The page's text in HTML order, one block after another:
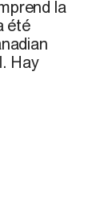
la
été
Hay